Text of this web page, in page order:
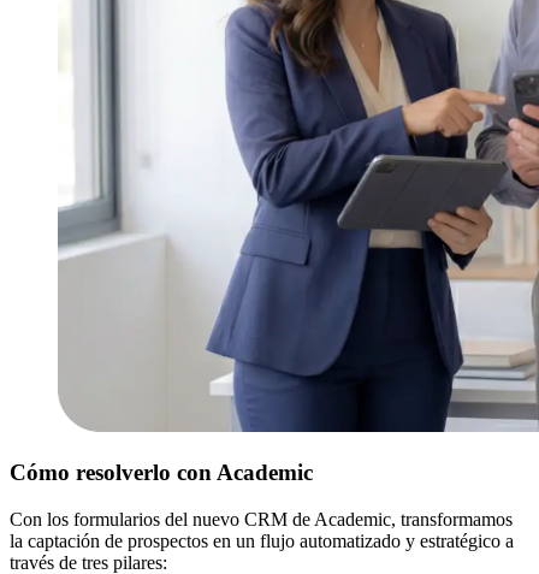
Cómo resolverlo con Academic
Con los formularios del nuevo CRM de Academic, transformamos
la captación de prospectos en un flujo automatizado y estratégico a
través de tres pilares: